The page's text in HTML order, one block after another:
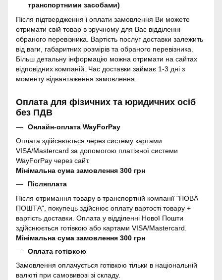
транспортними засобами)
Після підтвердження і оплати замовлення Ви можете
отримати свій товар в зручному для Вас відділенні
обраного перевізника. Вартість послуг доставки залежить
від ваги, габаритних розмірів та обраного перевізника.
Більш детальну інформацію можна отримати на сайтах
відповідних компаній. Час доставки займає 1-3 дні з
моменту відвантаження замовлення.
Оплата для фізичних та юридичних осіб
без ПДВ
Онлайн-оплата WayForPay
Оплата здійснюється через систему картами
VISA/Mastercard за допомогою платіжної системи
WayForPay через сайт.
Мінімальна сума замовлення 300 грн
Післяплата
Після отримання товару в транспортній компанії "НОВА
ПОШТА", покупець здійснює оплату вартості товару +
вартість доставки. Оплата у відділенні Нової Пошти
здійснюється готівкою або картами VISA/Mastercard.
Мінімальна сума замовлення 300 грн
Оплата готівкою
Замовлення оплачується готівкою тільки в національній
валюті при самовивозі зі складу.